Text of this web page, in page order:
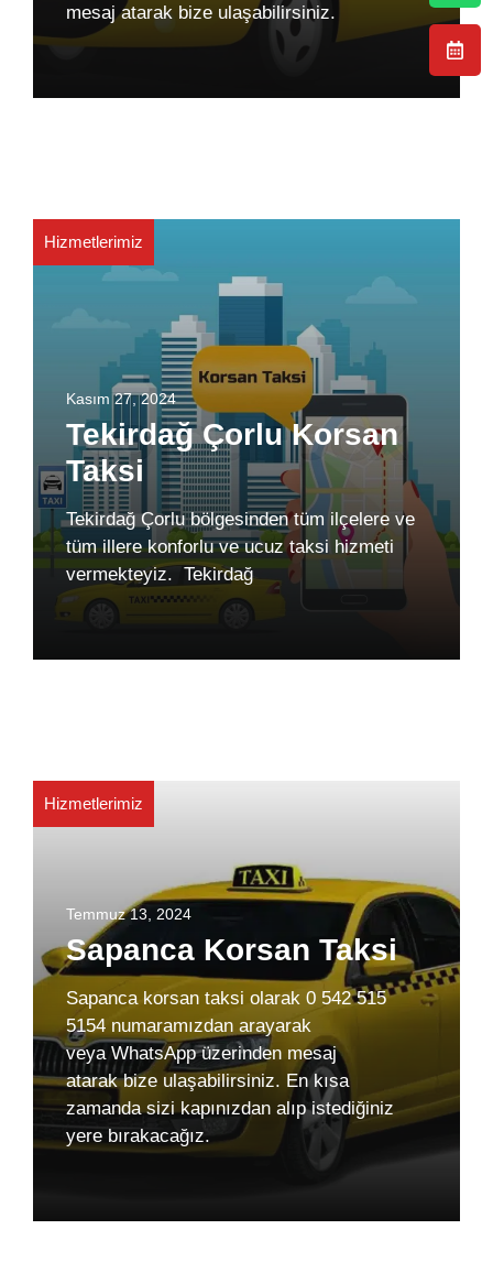
mesaj atarak bize ulaşabilirsiniz.
Hizmetlerimiz
Kasım 27, 2024
Tekirdağ Çorlu Korsan
Taksi
Tekirdağ Çorlu bölgesinden tüm ilçelere ve
tüm illere konforlu ve ucuz taksi hizmeti
vermekteyiz. Tekirdağ
Hizmetlerimiz
Temmuz 13, 2024
Sapanca Korsan Taksi
Sapanca korsan taksi olarak 0 542 515
5154 numaramızdan arayarak
veya WhatsApp üzerinden mesaj
atarak bize ulaşabilirsiniz. En kısa
zamanda sizi kapınızdan alıp istediğiniz
yere bırakacağız.